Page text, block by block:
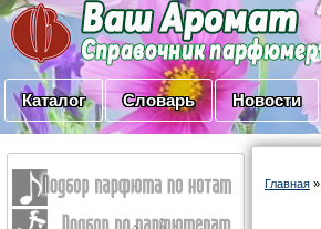
Каталог Словарь Новости
Главная »